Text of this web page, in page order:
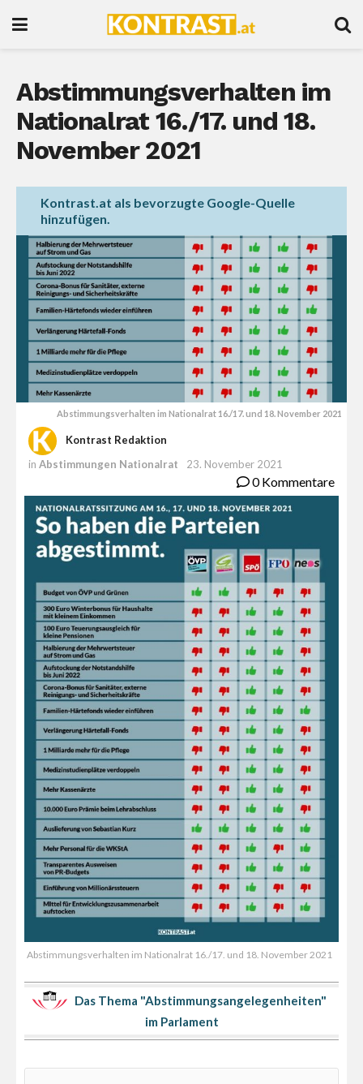
Abstimmungsverhalten im
Nationalrat 16./17. und 18.
November 2021
Kontrast.at als bevorzugte Google-Quelle
hinzufügen.
Abstimmungsverhalten im Nationalrat 16./17. und 18. November 2021
Kontrast Redaktion
in Abstimmungen Nationalrat 23. November 2021
0 Kommentare
Abstimmungsverhalten im Nationalrat 16./17. und 18. November 2021
Das Thema "Abstimmungsangelegenheiten"
im Parlament